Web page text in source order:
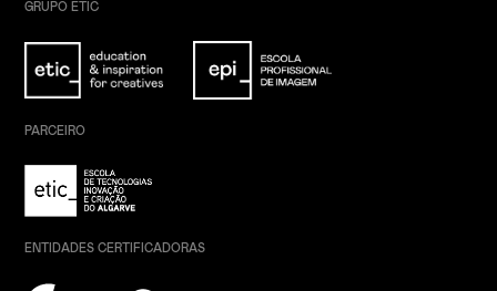
GRUPO ETIC
PARCEIRO
ENTIDADES CERTIFICADORAS